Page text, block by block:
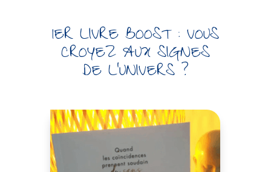
1ER LIVRE BOOST : VOUS
CROYEZ AUX SIGNES
DE L’UNIVERS ?